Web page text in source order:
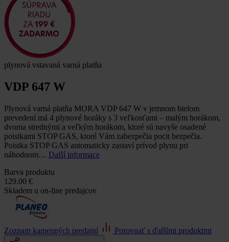
plynová vstavaná varná platňa
VDP 647 W
Plynová varná platňa MORA VDP 647 W v jemnom bielom
prevedení má 4 plynové horáky s 3 veľkosťami – malým horákom,
dvoma strednými a veľkým horákom, ktoré sú navyše osadené
poistkami STOP GAS, ktoré Vám zabezpečia pocit bezpečia.
Poistka STOP GAS automaticky zastaví prívod plynu pri
náhodnom… Další informace
Barva produktu
129.00 €
Skladem u on-line predajcov
Zoznam kamenných predajní Porovnať s ďalšími produktmi